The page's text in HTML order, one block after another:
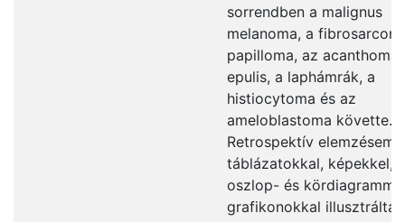
sorrendben a malignus
melanoma, a
papilloma, az
epulis, a laphámrák, a
histiocytoma és az
ameloblastoma követte.
Retrospektív
táblázatokkal, képekkel,
oszlop- és
grafikonokkal